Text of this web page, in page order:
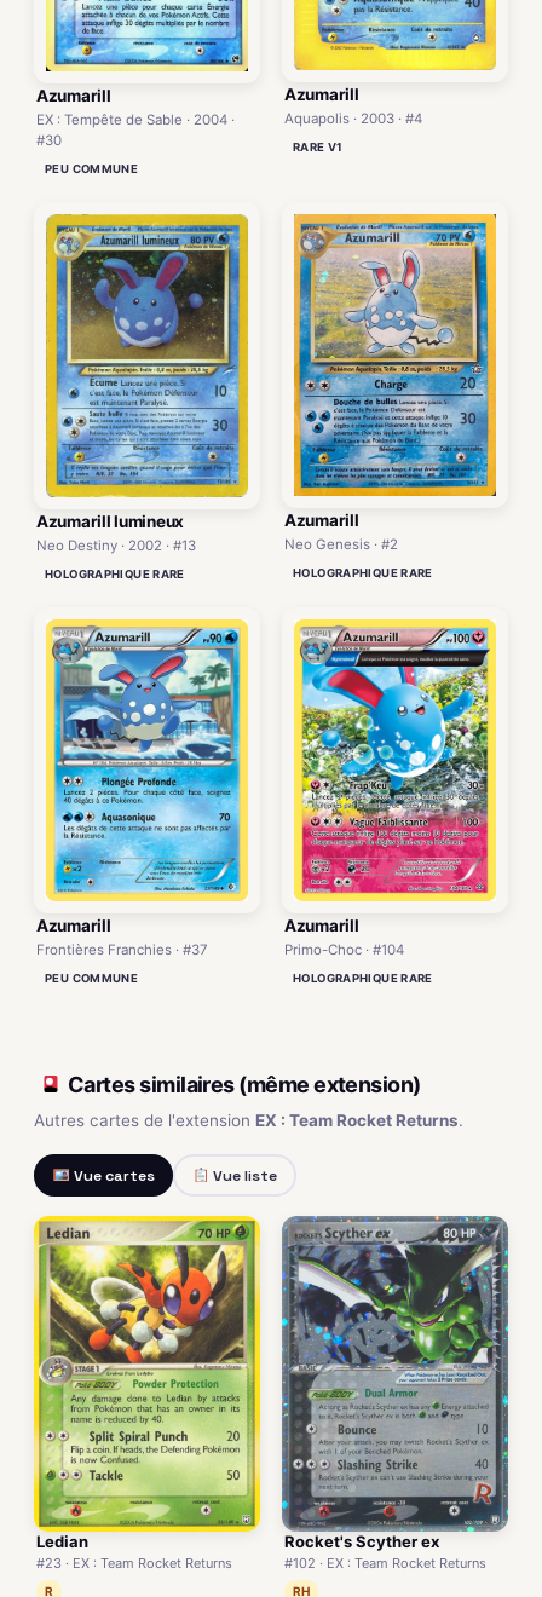
Azumarill
EX : Tempête de Sable · 2004 ·
#30
PEU COMMUNE
Azumarill
Aquapolis · 2003 · #4
RARE V1
Azumarill lumineux
Neo Destiny · 2002 · #13
HOLOGRAPHIQUE RARE
Azumarill
Neo Genesis · #2
HOLOGRAPHIQUE RARE
Azumarill
Frontières Franchies · #37
PEU COMMUNE
Azumarill
Primo-Choc · #104
HOLOGRAPHIQUE RARE
Cartes similaires (même extension)
Autres cartes de l'extension EX : Team Rocket Returns.
Vue cartes Vue liste
Ledian
#23 · EX : Team Rocket Returns
R
Rocket's Scyther ex
#102 · EX : Team Rocket Returns
RH